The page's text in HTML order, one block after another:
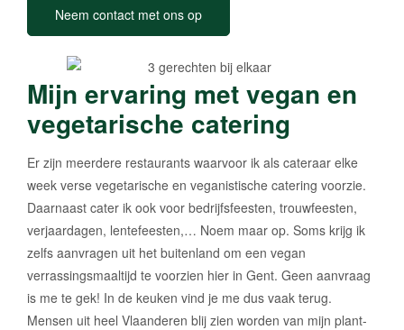
Neem contact met ons op
Mijn ervaring met vegan en
vegetarische catering
Er zijn meerdere restaurants waarvoor ik als cateraar elke
week verse vegetarische en veganistische catering voorzie.
Daarnaast cater ik ook voor bedrijfsfeesten, trouwfeesten,
verjaardagen, lentefeesten,… Noem maar op. Soms krijg ik
zelfs aanvragen uit het buitenland om een vegan
verrassingsmaaltijd te voorzien hier in Gent. Geen aanvraag
is me te gek! In de keuken vind je me dus vaak terug.
Mensen uit heel Vlaanderen blij zien worden van mijn plant-